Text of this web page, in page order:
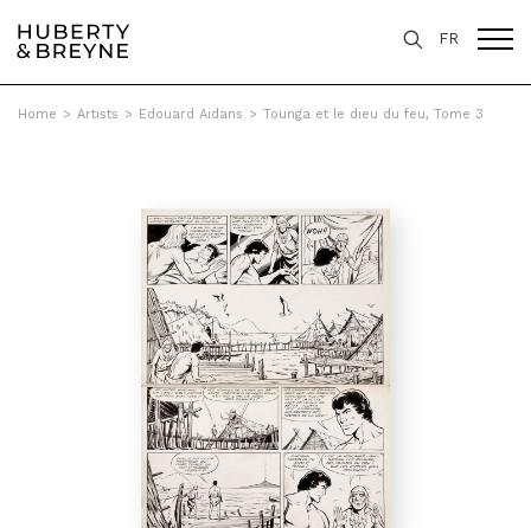
FR
Home > Artists > Edouard Aidans > Tounga et le dieu du feu, Tome 3